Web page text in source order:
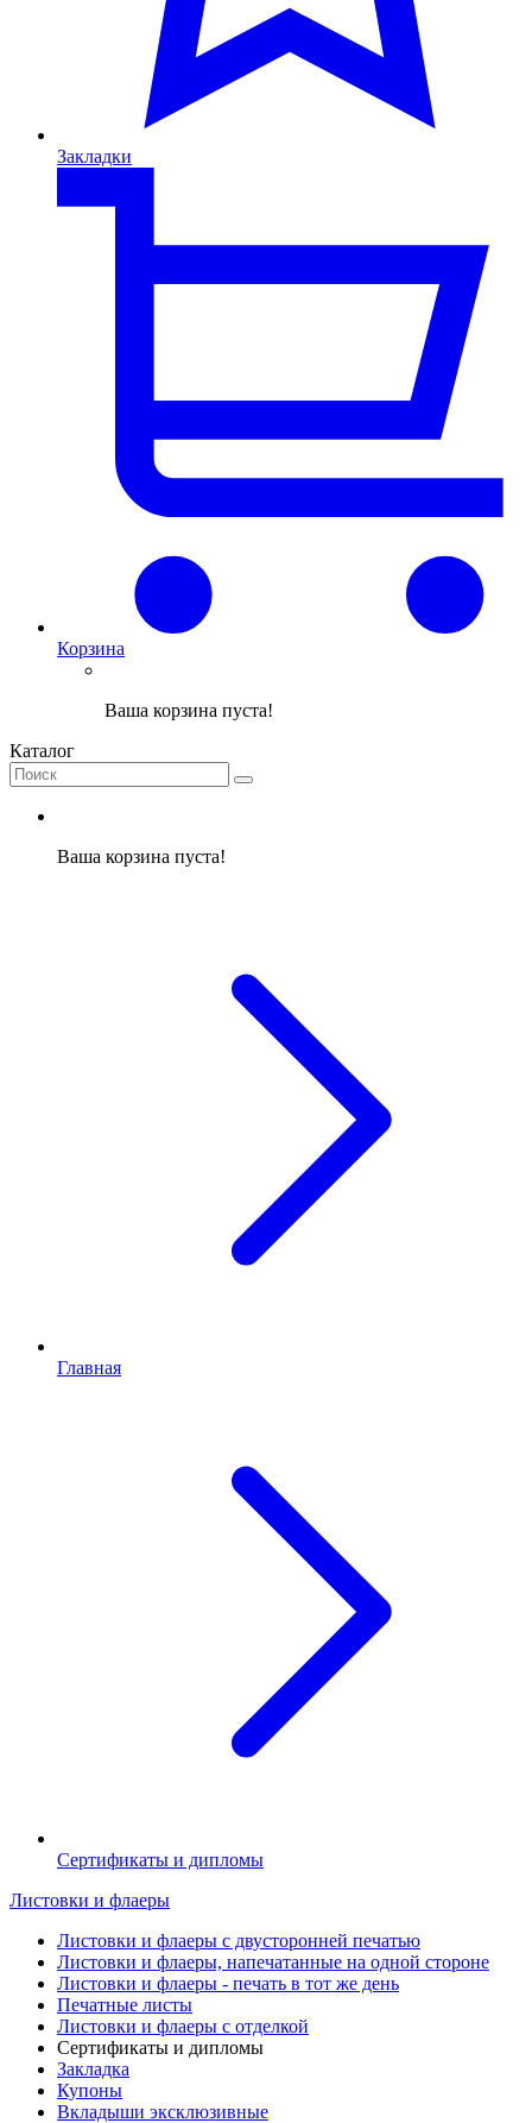
Закладки
Корзина
Ваша корзина пуста!
Каталог
Ваша корзина пуста!
Главная
Сертификаты и дипломы
Листовки и флаеры
Листовки и флаеры с двусторонней печатью
Листовки и флаеры, напечатанные на одной стороне
Листовки и флаеры - печать в тот же день
Печатные листы
Листовки и флаеры с отделкой
Сертификаты и дипломы
Закладка
Купоны
Вкладыши эксклюзивные